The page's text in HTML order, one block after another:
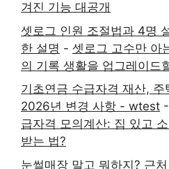
겨진 기능 대공개
셋로그 인원 조절법과 4명
한 설명 - 셋로그 고수만 아
의 기록 생활을 업그레이드
기초연금 수급자격 재산,
2026년 변경 사항 - wtest -
급자격 모의계산: 집 있고
받는 법?
눈썰매장 말고 뭐하지? 근